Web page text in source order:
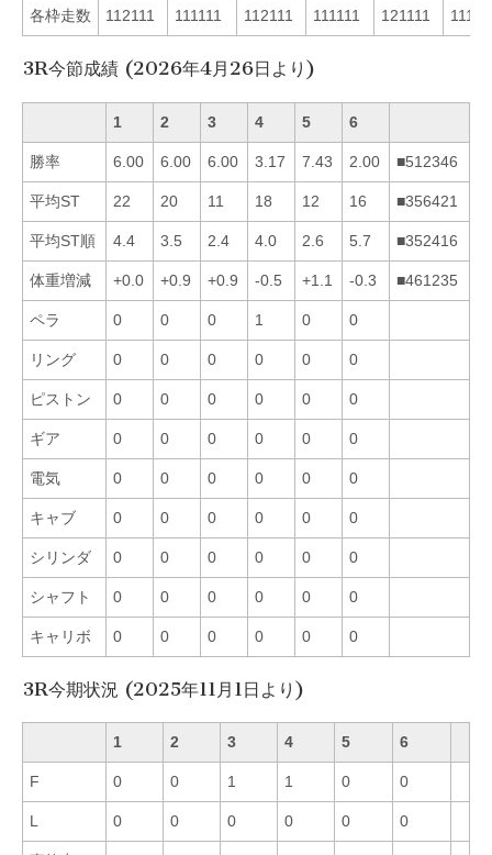
各枠走数 112111 111111 112111 111111 121111
3R今節成績 (2026年4月26日より)
1 2 3 4 5 6
勝率 6.00 6.00 6.00 3.17 7.43 2.00 ■512346
平均ST 22 20 11 18 12 16 ■356421
平均ST順 4.4 3.5 2.4 4.0 2.6 5.7 ■352416
体重増減 +0.0 +0.9 +0.9 -0.5 +1.1 -0.3 ■461235
ペラ 0 0 0 1 0 0
リング 0 0 0 0 0 0
ピストン 0 0 0 0 0 0
ギア 0 0 0 0 0 0
電気 0 0 0 0 0 0
キャブ 0 0 0 0 0 0
シリンダ 0 0 0 0 0 0
シャフト 0 0 0 0 0 0
キャリボ 0 0 0 0 0 0
3R今期状況 (2025年11月1日より)
1 2 3 4 5 6
F 0 0 1 1 0 0
L 0 0 0 0 0 0